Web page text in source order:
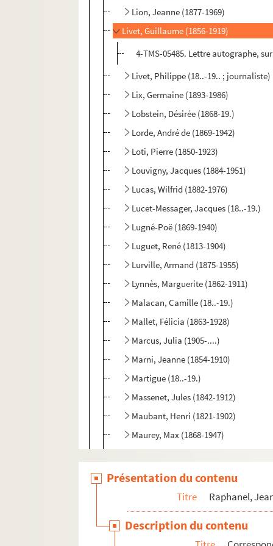
Lion, Jeanne (1877-1969)
Livet, Guillaume (1856-1919)
4-TMS-05485. Lettre autographe,
Livet, Philippe (18..-19.. ; journaliste)
Lix, Germaine (1893-1986)
Lobstein, Désirée (1868-19.)
Lorde, André de (1869-1942)
Loti, Pierre (1850-1923)
Louvigny, Jacques (1884-1951)
Lucas, Wilfrid (1882-1976)
Lucet-Messager, Jacques (18..-19.)
Lugné-Poë (1869-1940)
Luguet, René (1813-1904)
Lurville, Armand (1875-1955)
Lynnès, Marguerite (1862-1911)
Malacan, Camille (18..-19.)
Mallet, Félicia (1863-1928)
Marcus, Julia (1905-....)
Marni, Jeanne (1854-1910)
Martigue (18..-19.)
Massenet, Jules (1842-1912)
Maubant, Henri (1821-1902)
Maurey, Max (1868-1947)
Maxime-Léry (1884-1966?)
May, Jacques (18..-19.)
Merrier, C. (18..-19.)
Méténier, Oscar (1859-1913)
Présentation du contenu
Titre Raphanel,
Description du contenu